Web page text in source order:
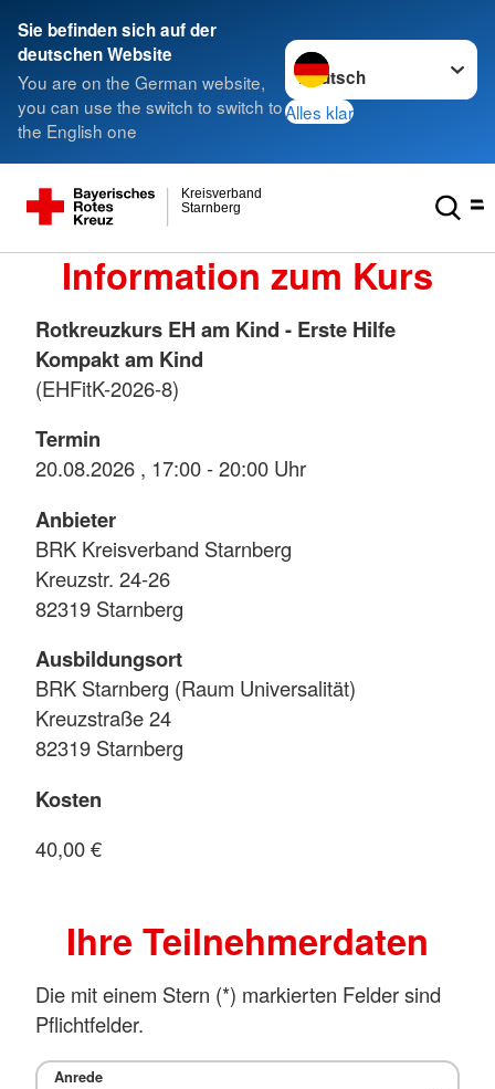
Sie befinden sich auf der
deutschen Website
You are on the German website,
you can use the switch to switch to
the English one
Sprache wechseln zu
Alles klar
Starnberg
Kreisverband
Information zum Kurs
Rotkreuzkurs EH am Kind - Erste Hilfe
Kompakt am Kind
(EHFitK-2026-8)
Termin
20.08.2026 , 17:00 - 20:00 Uhr
Anbieter
BRK Kreisverband Starnberg
Kreuzstr. 24-26
82319 Starnberg
Ausbildungsort
BRK Starnberg (Raum Universalität)
Kreuzstraße 24
82319 Starnberg
Kosten
40,00 €
Ihre Teilnehmerdaten
Die mit einem Stern (*) markierten Felder sind
Pflichtfelder.
Anrede